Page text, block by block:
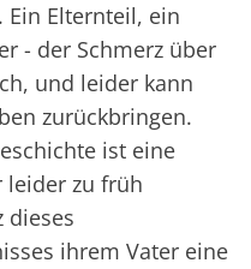
Elternteil, ein
- der Schmerz über
und leider kann
zurückbringen.
ist eine
leider zu früh
dieses
ihrem Vater eine